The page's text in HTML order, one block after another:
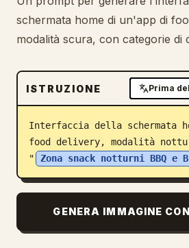
Prezzi
Scarica
Blog
Aggiornamenti
schermata home di un'app di
modalità scura, con categorie di
ISTRUZIONE Prima
Interfaccia della schermata
food delivery, modalità
"
Zona snack notturni BBQ e
GENERA IMMAGINE